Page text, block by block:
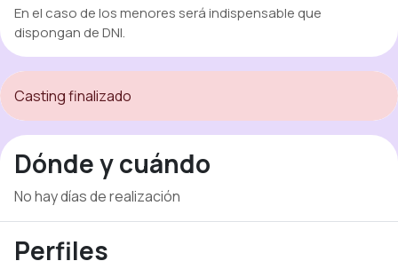
En el caso de los menores será indispensable que
dispongan de DNI.
Casting finalizado
Dónde y cuándo
No hay días de realización
Perfiles